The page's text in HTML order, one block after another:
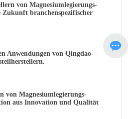
von Magnesiumlegierungs-
branchenspezifischer
Anwendungen von Qingdao-
von Magnesiumlegierungs-
aus Innovation und Qualität